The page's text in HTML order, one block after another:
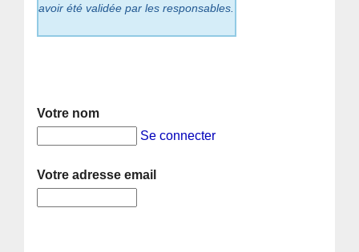
avoir été validée par les responsables.
Votre nom
Se connecter
Votre adresse email